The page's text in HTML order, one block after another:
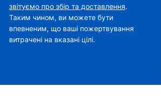
звітуємо про збір та доставлення.
Таким чином, ви можете бути
впевненим, що ваші пожертвування
витрачені на вказані цілі.